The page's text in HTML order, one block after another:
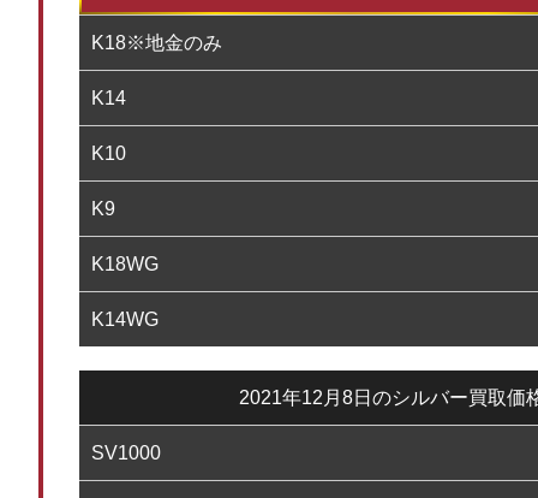
K18※地金のみ
K14
K10
K9
K18WG
K14WG
2021年12月8日のシルバー買取価
SV1000